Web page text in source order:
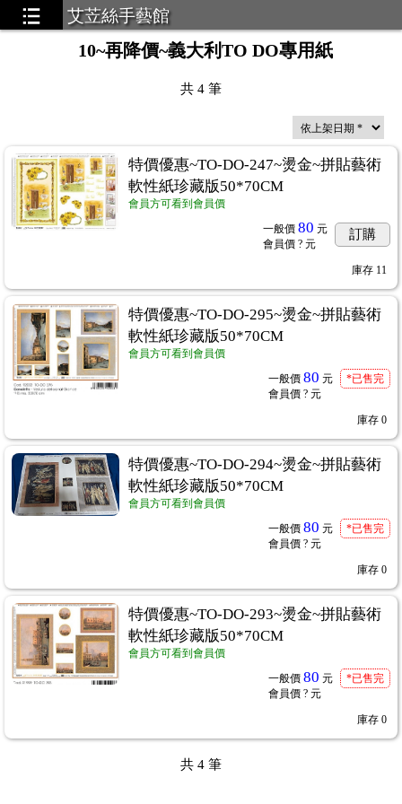
艾苙絲手藝館
10~再降價~義大利TO DO專用紙
共 4 筆
特價優惠~TO-DO-247~燙金~拼貼藝術
軟性紙珍藏版50*70CM
會員方可看到會員價
一般價 80 元
會員價 ? 元
訂購
庫存 11
特價優惠~TO-DO-295~燙金~拼貼藝術
軟性紙珍藏版50*70CM
會員方可看到會員價
一般價 80 元
會員價 ? 元
*已售完
庫存 0
特價優惠~TO-DO-294~燙金~拼貼藝術
軟性紙珍藏版50*70CM
會員方可看到會員價
一般價 80 元
會員價 ? 元
*已售完
庫存 0
特價優惠~TO-DO-293~燙金~拼貼藝術
軟性紙珍藏版50*70CM
會員方可看到會員價
一般價 80 元
會員價 ? 元
*已售完
庫存 0
共 4 筆